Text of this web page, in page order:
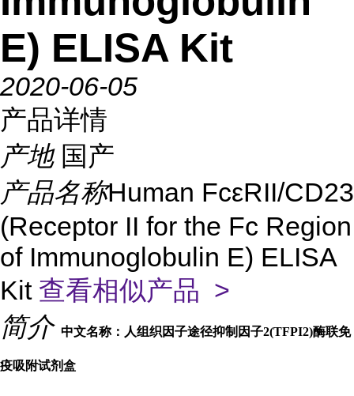
E) ELISA Kit
2020-06-05
产品详情
产地 国产
产品名称Human FcεRII/CD23
(Receptor II for the Fc Region
of Immunoglobulin E) ELISA
Kit 查看相似产品 >
简介 中文名称：人组织因子途径抑制因子2(TFPI2)酶联免
疫吸附试剂盒